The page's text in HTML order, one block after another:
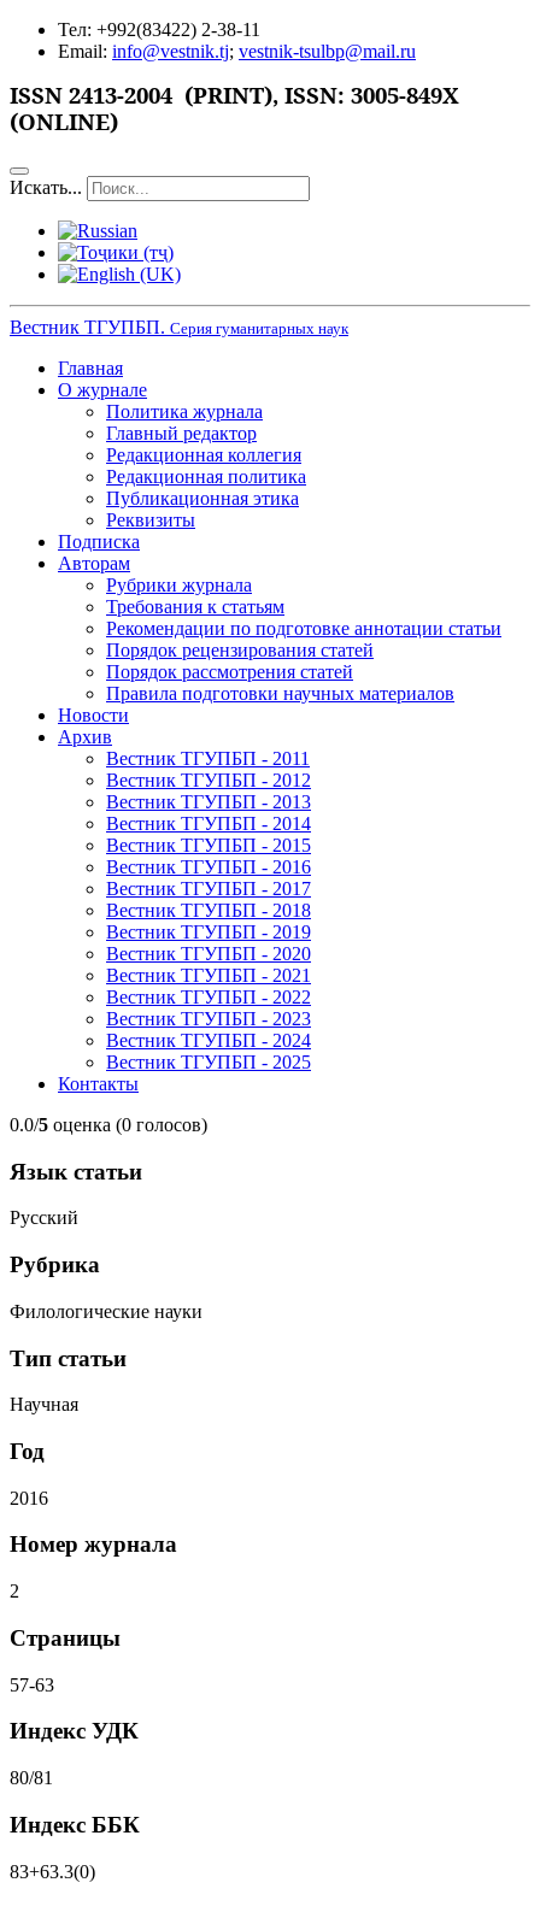
Тел: +992(83422) 2-38-11
Email: info@vestnik.tj; vestnik-tsulbp@mail.ru
ISSN 2413-2004 (PRINT), ISSN: 3005-849X
(ONLINE)
Искать...
Вестник ТГУПБП. Серия гуманитарных наук
Главная
О журнале
Политика журнала
Главный редактор
Редакционная коллегия
Редакционная политика
Публикационная этика
Реквизиты
Подписка
Авторам
Рубрики журнала
Требования к статьям
Рекомендации по подготовке аннотации статьи
Порядок рецензирования статей
Порядок рассмотрения статей
Правила подготовки научных материалов
Новости
Архив
Вестник ТГУПБП - 2011
Вестник ТГУПБП - 2012
Вестник ТГУПБП - 2013
Вестник ТГУПБП - 2014
Вестник ТГУПБП - 2015
Вестник ТГУПБП - 2016
Вестник ТГУПБП - 2017
Вестник ТГУПБП - 2018
Вестник ТГУПБП - 2019
Вестник ТГУПБП - 2020
Вестник ТГУПБП - 2021
Вестник ТГУПБП - 2022
Вестник ТГУПБП - 2023
Вестник ТГУПБП - 2024
Вестник ТГУПБП - 2025
Контакты
0.0/5 оценка (0 голосов)
Язык статьи
Русский
Рубрика
Филологические науки
Тип статьи
Научная
Год
2016
Номер журнала
2
Страницы
57-63
Индекс УДК
80/81
Индекс ББК
83+63.3(0)